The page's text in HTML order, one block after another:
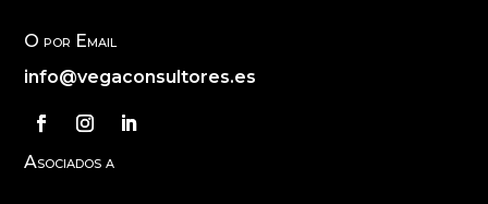
O por Email
info@vegaconsultores.es
Asociados a